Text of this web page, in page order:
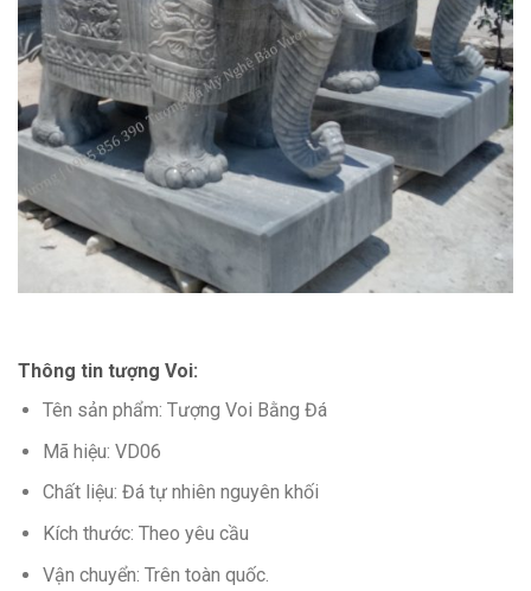
Thông tin tượng Voi:
Tên sản phẩm: Tượng Voi Bằng Đá
Mã hiệu: VD06
Chất liệu: Đá tự nhiên nguyên khối
Kích thước: Theo yêu cầu
Vận chuyển: Trên toàn quốc.